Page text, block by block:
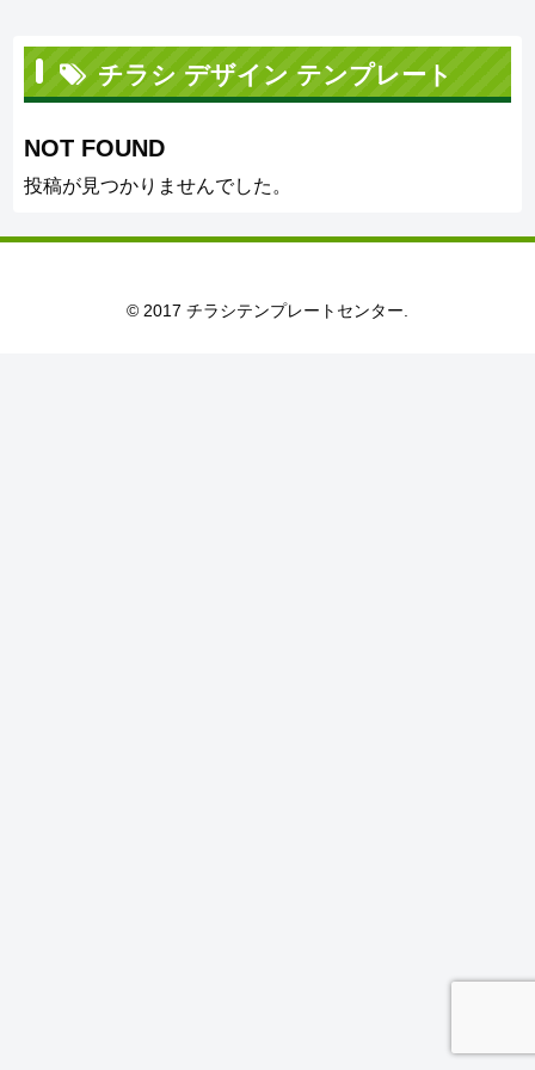
チラシ デザイン テンプレート
NOT FOUND
投稿が見つかりませんでした。
© 2017 チラシテンプレートセンター.